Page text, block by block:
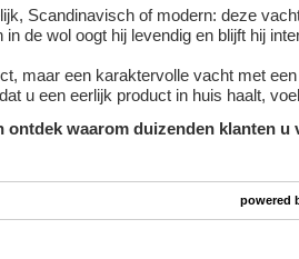
Scandinavisch of modern: deze
de wol oogt hij levendig en blijft hij
maar een karaktervolle vacht met
u een eerlijk product in huis haalt,
ontdek waarom duizenden klanten u
powered